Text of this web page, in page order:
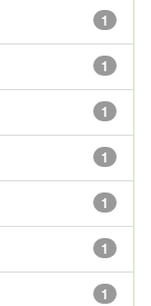
1
1
1
1
1
1
1